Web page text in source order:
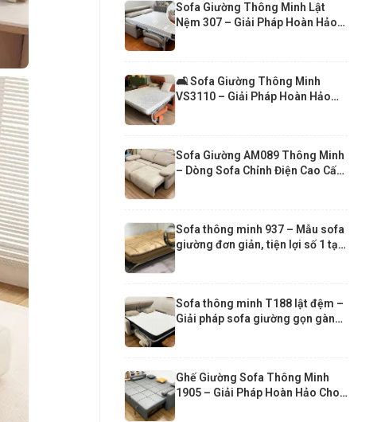
Sofa Giường Thông Minh Lật
Nệm 307 – Giải Pháp Hoàn Hảo
🛋️ Sofa Giường Thông Minh
VS3110 – Giải Pháp Hoàn Hảo
Sofa Giường AM089 Thông Minh
– Dòng Sofa Chỉnh Điện Cao Cấp
Sofa thông minh 937 – Mẫu sofa
giường đơn giản, tiện lợi số 1 tại
Sofa thông minh T188 lật đệm –
Giải pháp sofa giường gọn gàng
Ghế Giường Sofa Thông Minh
1905 – Giải Pháp Hoàn Hảo Cho